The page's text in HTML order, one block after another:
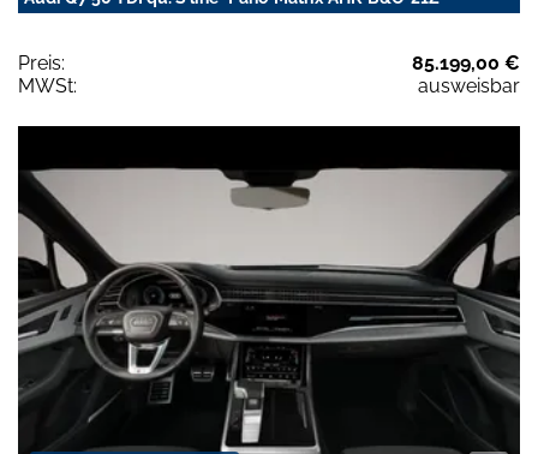
Preis:
85.199,00 €
MWSt:
ausweisbar